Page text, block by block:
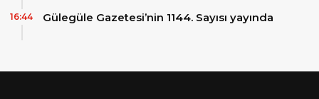
Gülegüle Gazetesi’nin 1144. Sayısı yayında
16:44